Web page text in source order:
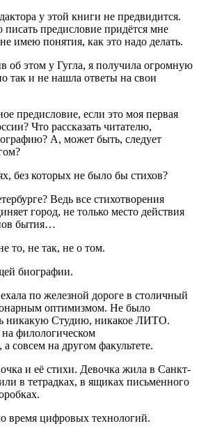
у этой книги не предвидится.
писать предисловие придётся мне
имею понятия, как это надо делать.
об этом у Гугла, я получила огромную
так и не нашла ответы на свои
предисловие, если это моя первая
Что рассказать читателю,
А, может быть, следует
без которых не было бы стихов?
Ведь все стихотворения
город, не только место действия
бытия…
то, не так, не о том.
биографии.
по железной дороге в столичный
оптимизмом. Не было
никакую Студию, никакое ЛИТО.
филологическом
совсем на другом факультете.
и её стихи. Девочка жила в Санкт-
в тетрадках, в ящиках письменного
время цифровых технологий.